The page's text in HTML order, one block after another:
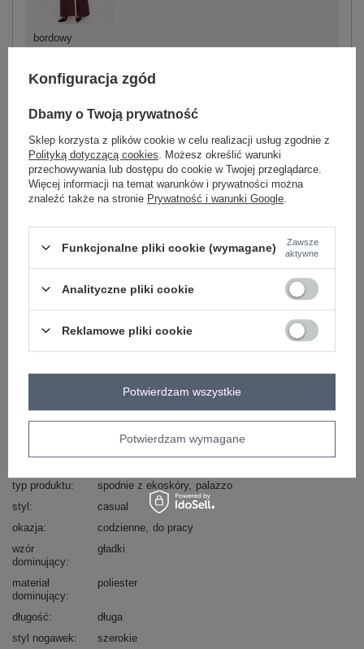
bordowy
ciemny beżowy
ZALOGUJ SIĘ I ZOBACZ CENĘ
Masz pytanie? Chętnie pomożemy.
Zadzwoń+48 601 547 740 Zadaj pytanie
skład materiału : 55% poliester, 45% poliuretan
sposób prania : pranie w pralce w 30°C
IT-SP-FL8569.85
typ produktu
spodnie z ekoskóry
palazzo
styl
casual
okazja
codzienne do pracy
wzór
dominujący
gładki
materiał
dominujący
poliester
długość
długa
styl nogawek
szerokie
Konfiguracja zgód
Dbamy o Twoją prywatność
Sklep korzysta z plików cookie w celu realizacji usług zgodnie z
Polityką dotyczącą cookies . Możesz określić warunki
przechowywania lub dostępu do cookie w Twojej przeglądarce.
Więcej informacji na temat warunków i prywatności można
znaleźć także na stronie Prywatność i warunki Google
Funkcjonalne pliki cookie (wymagane)
Zawsze
aktywne
Analityczne pliki cookie
Reklamowe pliki cookie
Potwierdzam wymagane
Potwierdzam wszystkie